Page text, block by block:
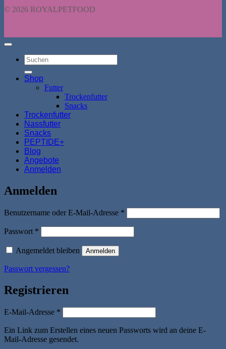
© 2026 ROYALPETFOOD
Suchen
nach:
Shop
Futter
Trockenfutter
Snacks
Trockenfutter
Nassfutter
Snacks
PEPTIDE+
Blog
Angebote
Anmelden
Anmelden
Benutzername oder E-Mail-Adresse *
Passwort *
Angemeldet bleiben Anmelden
Passwort vergessen?
Registrieren
E-Mail-Adresse *
Ein Link zum Erstellen eines neuen Passworts wird an deine E-
Mail-Adresse gesendet.